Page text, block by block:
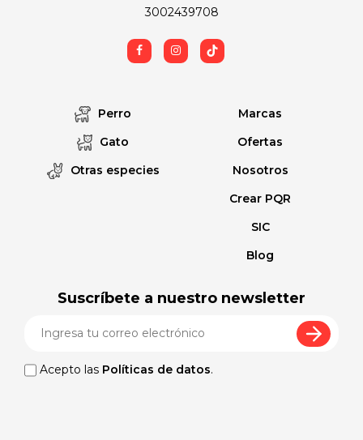
3002439708
Perro
Gato
Otras especies
Marcas
Ofertas
Nosotros
Crear PQR
SIC
Blog
Suscríbete a nuestro newsletter
Acepto las Políticas de datos.